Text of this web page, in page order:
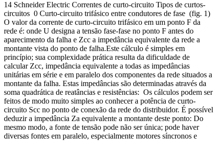
14 Schneider Electric Correntes de curto-circuito Tipos de curtos-
circuitos 0 Curto-circuito trifásico entre condutores de fase (fig. 1)
O valor da corrente de curto-circuito trifásico em um ponto F da
rede é: onde U designa a tensão fase-fase no ponto F antes do
aparecimento da falha e Zcc a impedância equivalente da rede a
montante vista do ponto de falha.Este cálculo é simples em
princípio; sua complexidade prática resulta da dificuldade de
calcular Zcc, impedância equivalente a todas as impedâncias
unitárias em série e em paralelo dos componentes da rede situados a
montante da falha. Estas impedâncias são determinadas através da
soma quadrática de reatâncias e resistências: Os cálculos podem ser
feitos de modo muito simples ao conhecer a potência de curto-
circuito Scc no ponto de conexão da rede do distribuidor. É possível
deduzir a impedância Za equivalente a montante deste ponto: Do
mesmo modo, a fonte de tensão pode não ser única; pode haver
diversas fontes em paralelo, especialmente motores síncronos e